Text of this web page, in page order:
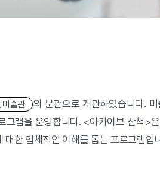
미술관
의 분관으로 개관하였습니다.
램을 운영합니다. <아카이브 산책>
한 입체적인 이해를 돕는 프로그램입